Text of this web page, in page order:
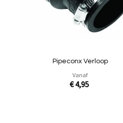
Pipeconx Verloop
Vanaf
€ 4,95